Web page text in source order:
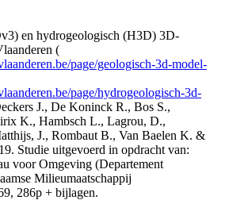
en hydrogeologisch (H3D) 3D-
(
page/geologisch-3d-model-
page/hydrogeologisch-3d-
J., De Koninck R., Bos S.,
K., Hambsch L., Lagrou, D.,
J., Rombaut B., Van Baelen K. &
Studie uitgevoerd in opdracht van:
voor Omgeving (Departement
Milieumaatschappij
286p + bijlagen.